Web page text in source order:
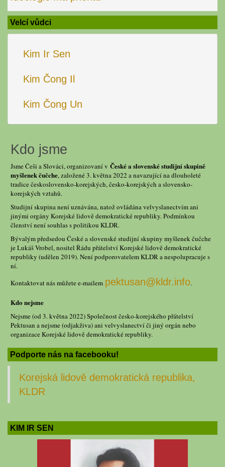
Velcí vůdci
Kim Ir Sen
Kim Čong Il
Kim Čong Un
Kdo jsme
Jsme Češi a Slováci, organizovaní v České a slovenské studijní skupině
myšlenek čučche, založené 3. května 2022 a navazující na dlouholeté
tradice československo-korejských, česko-korejských a slovensko-
korejských vztahů.
Studijní skupina není uznávána, natož ovládána velvyslanectvím ani
jinými orgány Korejské lidově demokratické republiky. Podmínkou
členství není souhlas s politikou KLDR.
Bývalým předsedou České a slovenské studijní skupiny myšlenek čučche
je Lukáš Vrobel, nositel Řádu přátelství Korejské lidově demokratické
republiky (udělen 2019). Není podporovatelem KLDR a nespolupracuje s
ní.
Kontaktovat nás můžete e-mailem pektusan@kldr.info.
Kdo nejsme
Nejsme (od 3. května 2022) Společnost česko-korejského přátelství
Pektusan a nejsme (odjakživa) ani velvyslanectví či jiný orgán nebo
organizace Korejské lidově demokratické republiky.
Podporte nás na facebooku!
Korejská lidově demokratická republika,
KLDR
KIM IR SEN